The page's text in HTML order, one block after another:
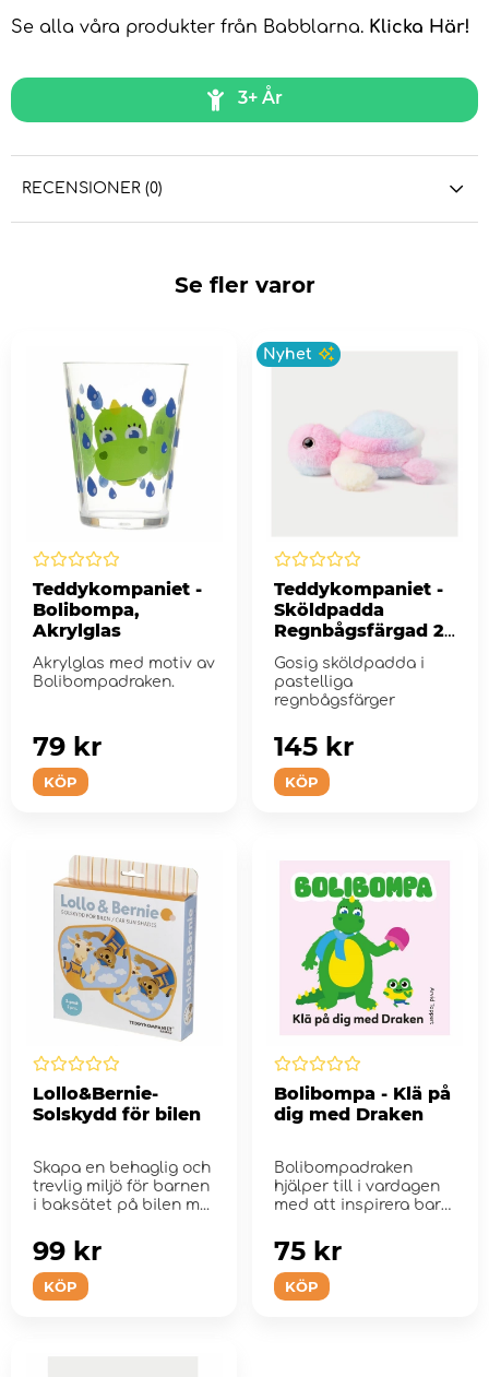
Se alla våra produkter från Babblarna. Klicka Här!
3+ År
RECENSIONER (0)
Se fler varor
Teddykompaniet -
Bolibompa,
Akrylglas
Akrylglas med motiv av
Bolibompadraken.
KÖP
79 kr
Nyhet
Teddykompaniet -
Sköldpadda
Regnbågsfärgad 25
cm
Gosig sköldpadda i
pastelliga
regnbågsfärger
KÖP
145 kr
Lollo&Bernie-
Solskydd för bilen
Skapa en behaglig och
trevlig miljö för barnen
i baksätet på bilen m...
KÖP
99 kr
Bolibompa - Klä på
dig med Draken
Bolibompadraken
hjälper till i vardagen
med att inspirera barn
KÖP
75 kr